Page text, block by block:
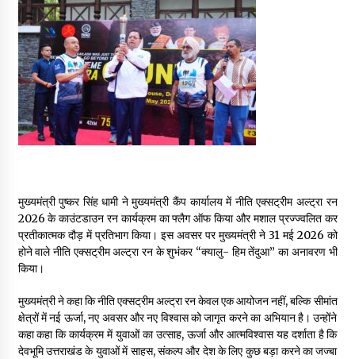
Thought Of The Day 16 May
May 16, 2022
Thought Of The Day 14 May
May 14, 2022
Thought Of The Day 12 May
May 12, 2022
Thought Of The Day 11 May
May 11, 2022
मुख्यमंत्री पुष्कर सिंह धामी ने मुख्यमंत्री कैंप कार्यालय में नीति एक्सट्रीम अल्ट्रा रन
2026 के काउंटडाउन रन कार्यक्रम का फ्लैग ऑफ किया और मशाल प्रज्ज्वलित कर
प्रतीकात्मक दौड़ में प्रतिभाग किया। इस अवसर पर मुख्यमंत्री ने 31 मई 2026 को
होने वाले नीति एक्सट्रीम अल्ट्रा रन के शुभंकर “क्यालु- हिम तेंदुआ” का अनावरण भी
किया।
मुख्यमंत्री ने कहा कि नीति एक्सट्रीम अल्ट्रा रन केवल एक आयोजन नहीं, बल्कि सीमांत
क्षेत्रों में नई ऊर्जा, नए अवसर और नए विश्वास को जागृत करने का अभियान है। उन्होंने
कहा कहा कि कार्यक्रम में युवाओं का उत्साह, ऊर्जा और आत्मविश्वास यह दर्शाता है कि
देवभूमि उत्तराखंड के युवाओं में साहस, संकल्प और देश के लिए कुछ बड़ा करने का जज्बा